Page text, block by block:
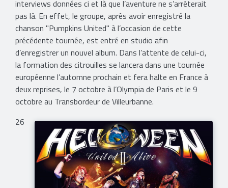
interviews données ci et là que l’aventure ne s’arrêterait
pas là. En effet, le groupe, après avoir enregistré la
chanson "Pumpkins United" à l’occasion de cette
précédente tournée, est entré en studio afin
d’enregistrer un nouvel album. Dans l’attente de celui-ci,
la formation des citrouilles se lancera dans une tournée
européenne l’automne prochain et fera halte en France à
deux reprises, le 7 octobre à l’Olympia de Paris et le 9
octobre au Transbordeur de Villeurbanne.
26